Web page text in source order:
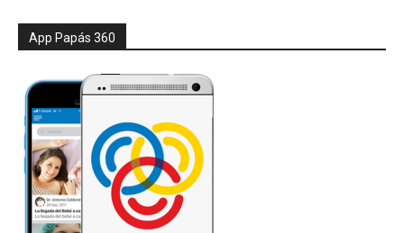
App Papás 360